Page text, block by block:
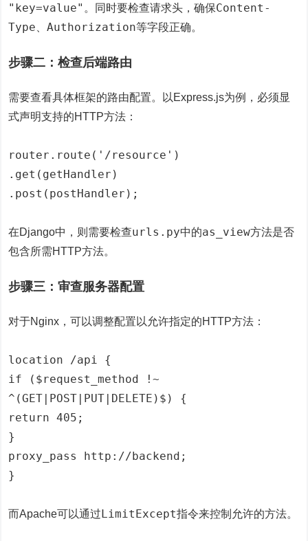
"key=value" 。同时要检查请求头，确保Content-
Type 、Authorization等字段正确。
步骤二：检查后端路由
需要查看具体框架的路由配置。以Express.js为例，必须显
式声明支持的HTTP方法：
router.route('/resource')
.get(getHandler)
.post(postHandler);
在Django中，则需要检查urls.py中的as_view方法是否
包含所需HTTP方法。
步骤三：审查服务器配置
对于Nginx，可以调整配置以允许指定的HTTP方法：
location /api {
if ($request_method !~
^(GET|POST|PUT|DELETE)$) {
return 405;
}
proxy_pass http://backend;
}
而Apache可以通过LimitExcept指令来控制允许的方法。